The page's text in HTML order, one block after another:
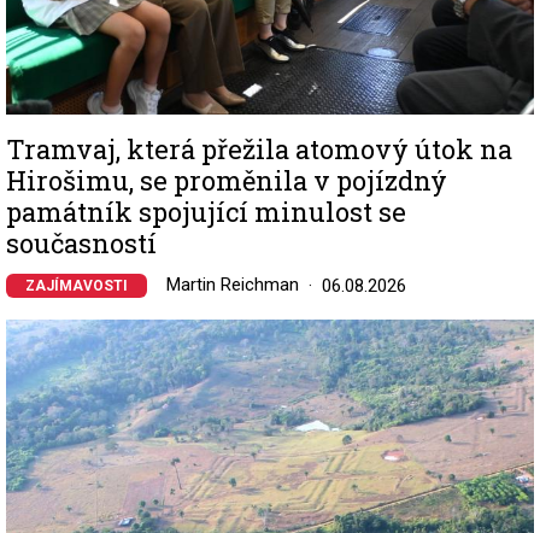
Tramvaj, která přežila atomový útok na
Hirošimu, se proměnila v pojízdný
památník spojující minulost se
současností
ZAJÍMAVOSTI Martin Reichman 06.08.2026
Image